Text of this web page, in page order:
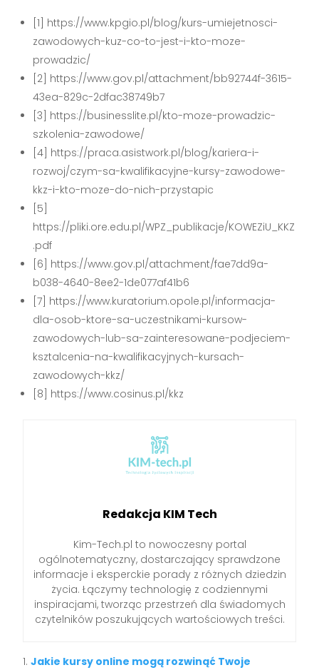
[1] https://www.kpgio.pl/blog/kurs-umiejetnosci-
zawodowych-kuz-co-to-jest-i-kto-moze-
prowadzic/
[2] https://www.gov.pl/attachment/bb92744f-3615-
43ea-829c-2dfac38749b7
[3] https://businesslite.pl/kto-moze-prowadzic-
szkolenia-zawodowe/
[4] https://praca.asistwork.pl/blog/kariera-i-
rozwoj/czym-sa-kwalifikacyjne-kursy-zawodowe-
kkz-i-kto-moze-do-nich-przystapic
[5]
https://pliki.ore.edu.pl/WPZ_publikacje/KOWEZiU_KKZ
.pdf
[6] https://www.gov.pl/attachment/fae7dd9a-
b038-4640-8ee2-1de077af41b6
[7] https://www.kuratorium.opole.pl/informacja-
dla-osob-ktore-sa-uczestnikami-kursow-
zawodowych-lub-sa-zainteresowane-podjeciem-
ksztalcenia-na-kwalifikacyjnych-kursach-
zawodowych-kkz/
[8] https://www.cosinus.pl/kkz
Redakcja KIM Tech
Kim-Tech.pl to nowoczesny portal
ogólnotematyczny, dostarczający sprawdzone
informacje i eksperckie porady z różnych dziedzin
życia. Łączymy technologię z codziennymi
inspiracjami, tworząc przestrzeń dla świadomych
czytelników poszukujących wartościowych treści.
Jakie kursy online mogą rozwinąć Twoje